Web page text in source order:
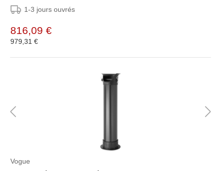
1-3 jours ouvrés
816,09 €
979,31 €
Vogue